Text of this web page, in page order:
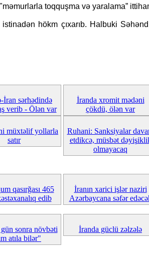
toqquşma və yaralama”
hökm çıxarıb. Halbuki
İran sərhədində
verib - Ölən var
İranda xromit mədəni
çökdü, ölən var
müxtəlif yollarla
satır
Ruhani: Sanksiyalar
etdikcə, müsbət
olmayacaq
qasırğası 465
edib
İranın xarici işlər naziri
Azərbaycana səfər
sonra növbəti
atıla bilər"
İranda güclü zəlzələ